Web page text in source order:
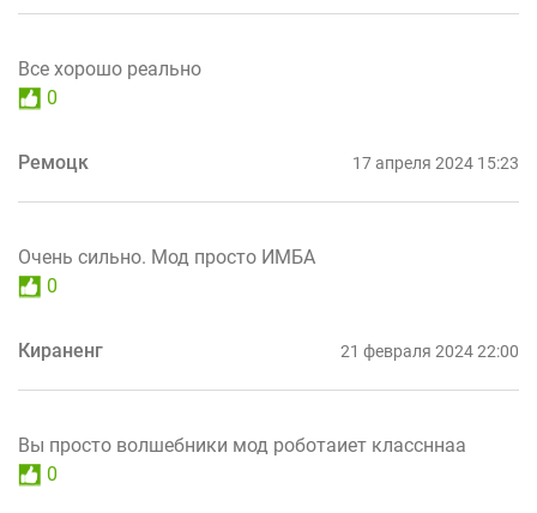
Все хорошо реально
0
Ремоцк 17 апреля 2024 15:23
Очень сильно. Мод просто ИМБА
0
Кираненг 21 февраля 2024 22:00
Вы просто волшебники мод роботаиет классннаа
0